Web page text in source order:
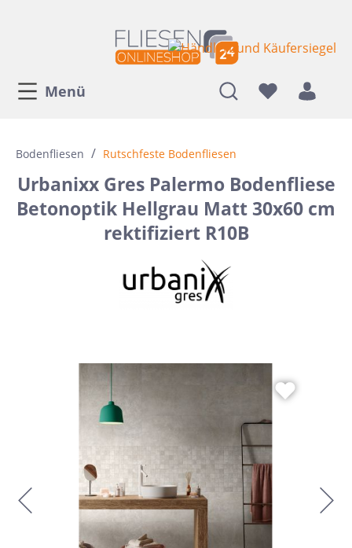
Menü
Bodenfliesen / Rutschfeste Bodenfliesen
Urbanixx Gres Palermo Bodenfliese
Betonoptik Hellgrau Matt 30x60 cm
rektifiziert R10B